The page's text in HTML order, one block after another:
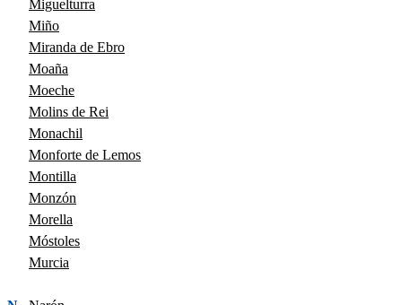
Miguelturra
Miño
Miranda de Ebro
Moaña
Moeche
Molins de Rei
Monachil
Monforte de Lemos
Montilla
Monzón
Morella
Móstoles
Murcia